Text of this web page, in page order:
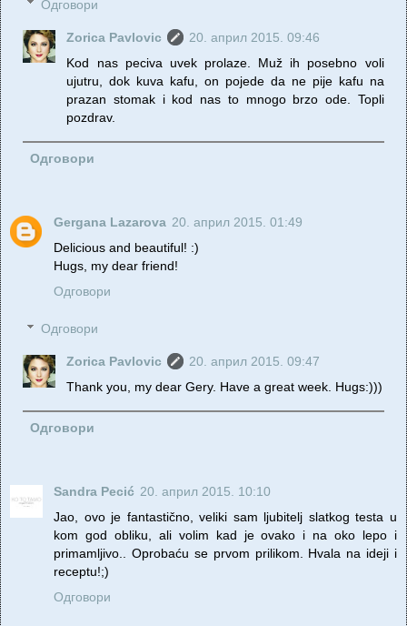
Одговори
Zorica Pavlovic
20. април 2015. 09:46
Kod nas peciva uvek prolaze. Muž ih posebno voli
ujutru, dok kuva kafu, on pojede da ne pije kafu na
prazan stomak i kod nas to mnogo brzo ode. Topli
pozdrav.
Одговори
Gergana Lazarova 20. април 2015. 01:49
Delicious and beautiful! :)
Hugs, my dear friend!
Одговори
Одговори
Zorica Pavlovic
20. април 2015. 09:47
Thank you, my dear Gery. Have a great week. Hugs:)))
Одговори
Sandra Pecić 20. април 2015. 10:10
Jao, ovo je fantastično, veliki sam ljubitelj slatkog testa u
kom god obliku, ali volim kad je ovako i na oko lepo i
primamljivo.. Oprobaću se prvom prilikom. Hvala na ideji i
receptu!;)
Одговори